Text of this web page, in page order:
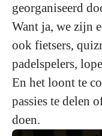
georganiseerd
Want ja, we zijn
ook fietsers,
padelspelers,
En het loont te
passies te delen
doen.